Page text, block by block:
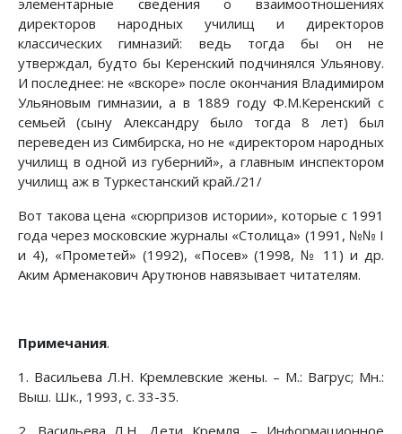
элементарные сведения о взаимоотношениях
директоров народных училищ и директоров
классических гимназий: ведь тогда бы он не
утверждал, будто бы Керенский подчинялся Ульянову.
И последнее: не «вскоре» после окончания Владимиром
Ульяновым гимназии, а в 1889 году Ф.М.Керенский с
семьей (сыну Александру было тогда 8 лет) был
переведен из Симбирска, но не «директором народных
училищ в одной из губерний», а главным инспектором
училищ аж в Туркестанский край./21/
Вот такова цена «сюрпризов истории», которые с 1991
года через московские журналы «Столица» (1991, №№ I
и 4), «Прометей» (1992), «Посев» (1998, № 11) и др.
Аким Арменакович Арутюнов навязывает читателям.
Примечания.
1. Васильева Л.Н. Кремлевские жены. – М.: Вагрус; Мн.:
Выш. Шк., 1993, с. 33-35.